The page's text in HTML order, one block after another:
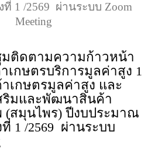
ที่ 1 /2569 ผ่านระบบ Zoom
Meeting
มติดตามความก้าวหน้า
เกษตรบริการมูลค่าสูง 1
เกษตรมูลค่าสูง และ
ริมและพัฒนาสินค้า
(สมุนไพร) ปีงบประมาณ
ที่ 1 /2569 ผ่านระบบ